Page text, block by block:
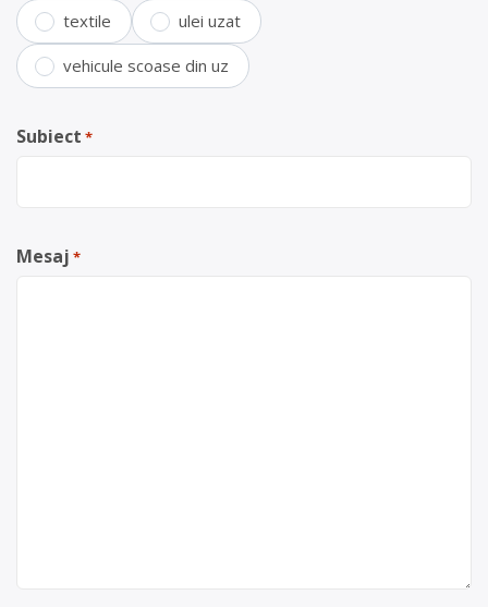
textile ulei uzat
vehicule scoase din uz
Subiect *
Mesaj *